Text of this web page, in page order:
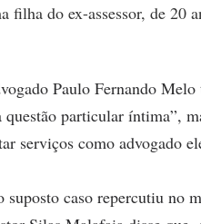
filha do ex-assessor, de 20
Paulo Fernando
questão particular íntima”,
serviços como advogado
caso repercutiu no